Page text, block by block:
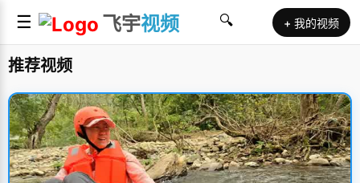
☰ 飞宇视频 🔍 + 我的视频
推荐视频